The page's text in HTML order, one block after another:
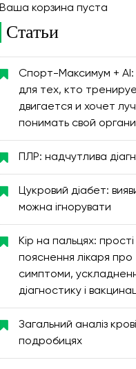
Ваша корзина пуста
Статьи
Спорт-Максимум + AI:
для тех, кто
двигается и хочет
понимать свой
ПЛР: надчутлива
Цукровий діабет:
можна ігнорувати
Кір на пальцях: прості
пояснення лікаря про
симптоми,
діагностику і
Загальний аналіз
подробицях